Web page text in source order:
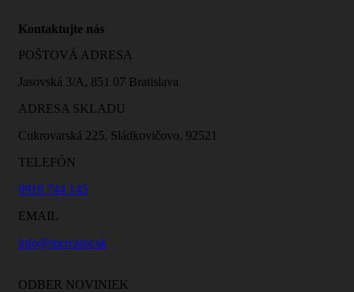
Kontaktujte nás
POŠTOVÁ ADRESA
Jasovská 3/A, 851 07 Bratislava
ADRESA SKLADU
Cukrovarská 225, Sládkovičovo, 92521
TELEFÓN
0918 744 145
EMAIL
info@mercator.sk
ODBER NOVINIEK